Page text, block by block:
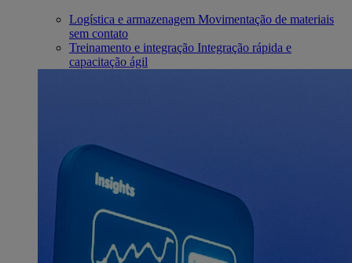
Logística e armazenagem Movimentação de materiais
sem contato
Treinamento e integração Integração rápida e
capacitação ágil